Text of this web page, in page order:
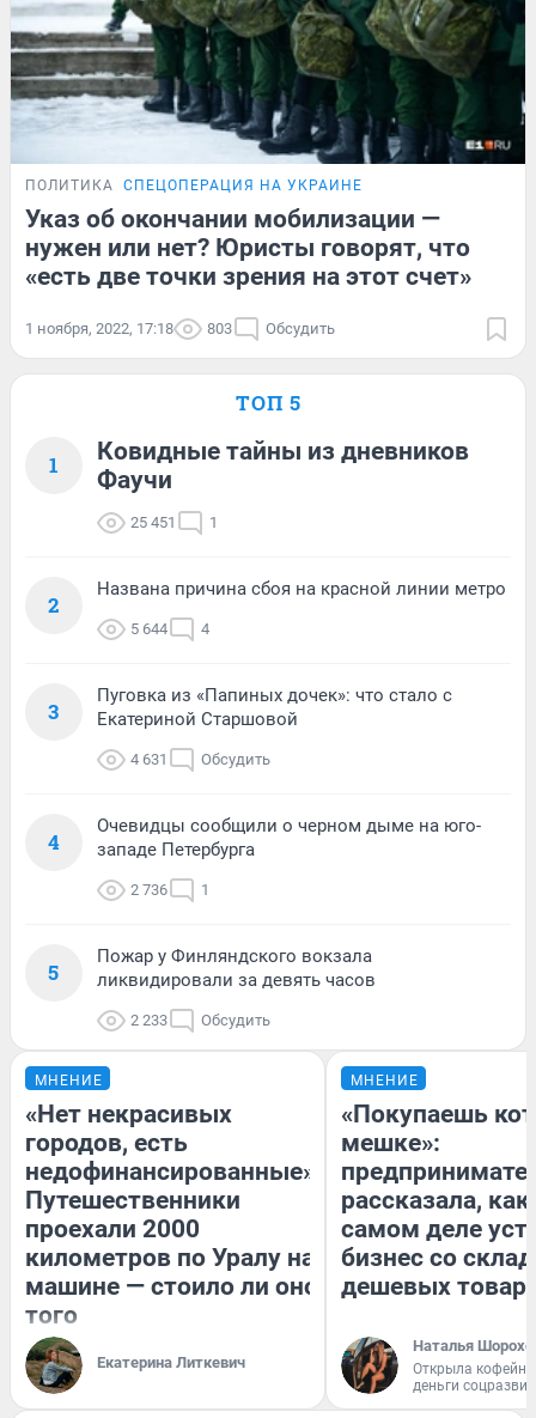
ПОЛИТИКА СПЕЦОПЕРАЦИЯ НА УКРАИНЕ
Указ об окончании мобилизации —
нужен или нет? Юристы говорят, что
«есть две точки зрения на этот счет»
1 ноября, 2022, 17:18 803 Обсудить
ТОП 5
1
Ковидные тайны из дневников
Фаучи
25 451 1
2
Названа причина сбоя на красной линии метро
5 644 4
3
Пуговка из «Папиных дочек»: что стало с
Екатериной Старшовой
4 631 Обсудить
4
Очевидцы сообщили о черном дыме на юго-
западе Петербурга
2 736 1
5
Пожар у Финляндского вокзала
ликвидировали за девять часов
2 233 Обсудить
МНЕНИЕ
«Нет некрасивых
городов, есть
недофинансированные».
Путешественники
проехали 2000
километров по Уралу на
машине — стоило ли оно
того
Екатерина Литкевич
МНЕНИЕ
«Покупаешь
мешке»:
рассказала, как
самом деле
бизнес со
дешевых
Наталья
Открыла
деньги